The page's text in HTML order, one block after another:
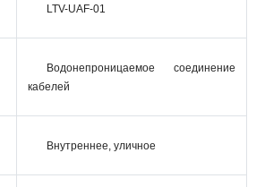
LTV-UAF-01
Водонепроницаемое соединение
кабелей
Внутреннее, уличное